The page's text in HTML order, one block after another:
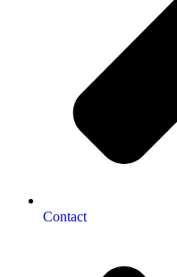
Contact